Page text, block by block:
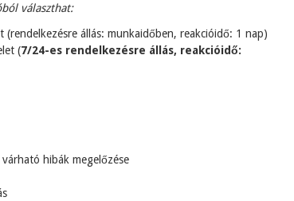
választhat:
(rendelkezésre állás: munkaidőben, reakcióidő: 1 nap)
(7/24-es rendelkezésre állás, reakcióidő:
hibák megelőzése